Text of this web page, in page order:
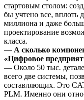
стартовым столом:
бы учтено все, вплоть
миллиона и даже
проектирование
класса.
— А сколько
«Цифровое
— Около 50 тыс.
всего две системы,
составляющих. Это
PLM. Именно они